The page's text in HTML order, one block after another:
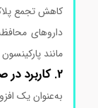
کاهش تجمع
داروهای
مانند پارکینسون
به‌عنوان یک